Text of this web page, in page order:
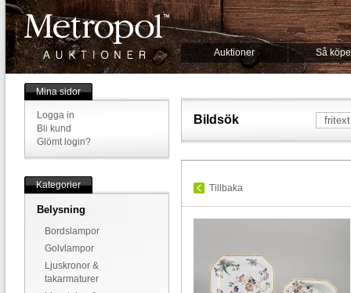
Auktioner Så
Mina sidor
Logga in
Bli kund
Glömt login?
Kategorier
Belysning
Bordslampor
Golvlampor
Ljuskronor &
takarmaturer
Bildsök
Tillbaka